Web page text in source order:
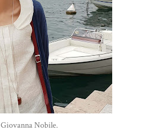
Giovanna Nobile.